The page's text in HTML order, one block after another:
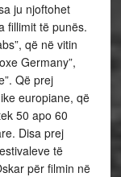
ju njoftohet
fillimit të punës.
që në vitin
Germany”,
Që prej
europiane, që
50 apo 60
Disa prej
të
për filmin në